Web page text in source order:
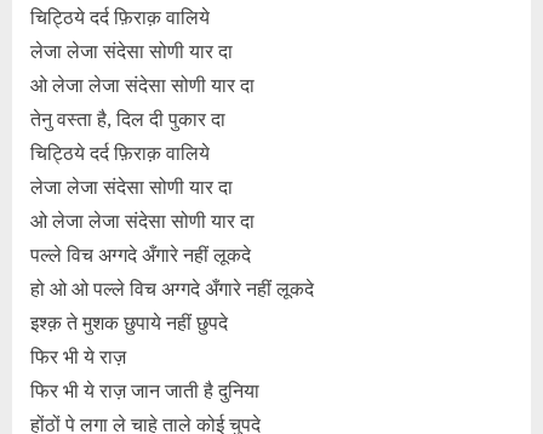
चिट्ठिये दर्द फ़िराक़ वालिये
लेजा लेजा संदेसा सोणी यार दा
ओ लेजा लेजा संदेसा सोणी यार दा
तेनु वस्ता है, दिल दी पुकार दा
चिट्ठिये दर्द फ़िराक़ वालिये
लेजा लेजा संदेसा सोणी यार दा
ओ लेजा लेजा संदेसा सोणी यार दा
पल्ले विच अग्गदे अँगारे नहीं लूकदे
हो ओ ओ पल्ले विच अग्गदे अँगारे नहीं लूकदे
इश्क़ ते मुशक छुपाये नहीं छुपदे
फिर भी ये राज़
फिर भी ये राज़ जान जाती है दुनिया
होंठों पे लगा ले चाहे ताले कोई चुपदे